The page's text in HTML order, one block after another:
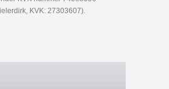
KVK: 27303607).